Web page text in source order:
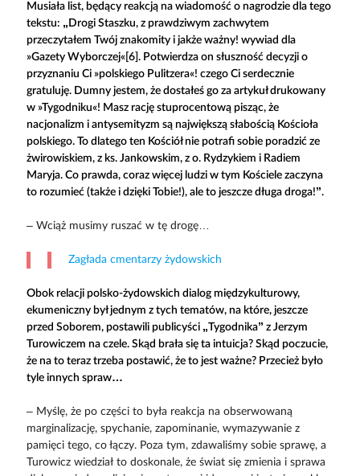
Musiała list, będący reakcją na wiadomość o nagrodzie dla tego
tekstu: „Drogi Staszku, z prawdziwym zachwytem
przeczytałem Twój znakomity i jakże ważny! wywiad dla
»Gazety Wyborczej«[6]. Potwierdza on słuszność decyzji o
przyznaniu Ci »polskiego Pulitzera«! czego Ci serdecznie
gratuluję. Dumny jestem, że dostałeś go za artykuł drukowany
w »Tygodniku«! Masz rację stuprocentową pisząc, że
nacjonalizm i antysemityzm są największą słabością Kościoła
polskiego. To dlatego ten Kościół nie potrafi sobie poradzić ze
żwirowiskiem, z ks. Jankowskim, z o. Rydzykiem i Radiem
Maryja. Co prawda, coraz więcej ludzi w tym Kościele zaczyna
to rozumieć (także i dzięki Tobie!), ale to jeszcze długa droga!”.
– Wciąż musimy ruszać w tę drogę…
Zagłada cmentarzy żydowskich
Obok relacji polsko-żydowskich dialog międzykulturowy,
ekumeniczny był jednym z tych tematów, na które, jeszcze
przed Soborem, postawili publicyści „Tygodnika” z Jerzym
Turowiczem na czele. Skąd brała się ta intuicja? Skąd poczucie,
że na to teraz trzeba postawić, że to jest ważne? Przecież było
tyle innych spraw…
– Myślę, że po części to była reakcja na obserwowaną
marginalizację, spychanie, zapominanie, wymazywanie z
pamięci tego, co łączy. Poza tym, zdawaliśmy sobie sprawę, a
Turowicz wiedział to doskonale, że świat się zmienia i sprawa